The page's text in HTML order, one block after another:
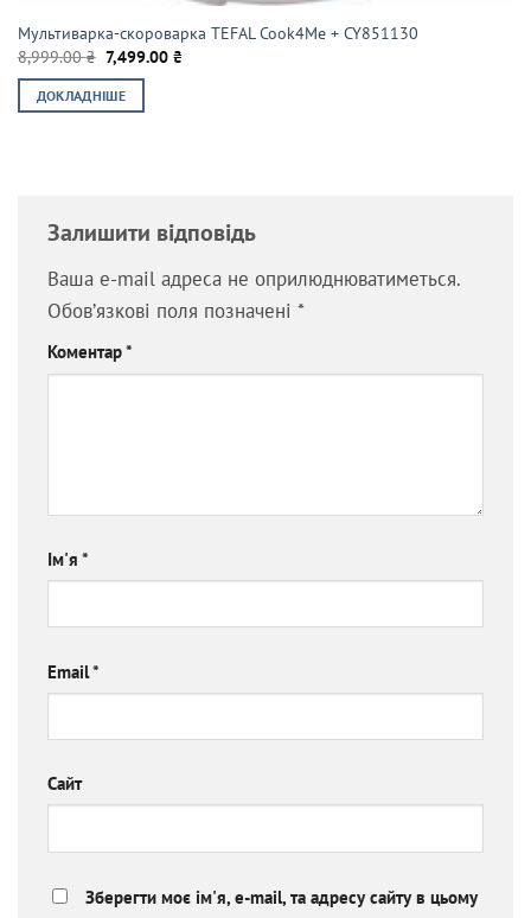
Мультиварка-скороварка TEFAL Cook4Me + CY851130
8,999.00₴ Оригінальна
ціна:
8,999.00 ₴.
7,499.00₴
ДОКЛАДНІШЕ
Залишити відповідь
Ваша e-mail адреса не оприлюднюватиметься.
Обов’язкові поля позначені *
Коментар*
Ім'я *
Email*
Сайт
Зберегти моє ім'я, e-mail, та адресу сайту в цьому